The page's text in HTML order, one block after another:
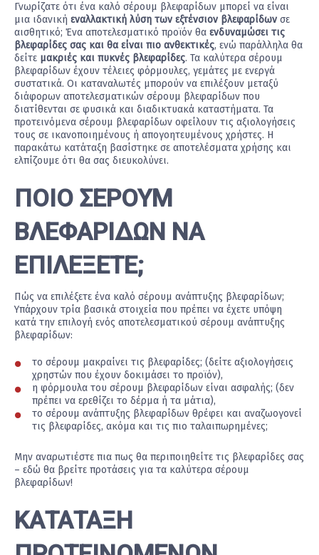
Γνωρίζατε ότι ένα καλό σέρουμ βλεφαρίδων μπορεί να είναι
μια ιδανική εναλλακτική λύση των εξτένσιον βλεφαρίδων σε
αισθητικό; Ένα αποτελεσματικό προϊόν θα ενδυναμώσει τις
βλεφαρίδες σας και θα είναι πιο ανθεκτικές, ενώ παράλληλα θα
δείτε μακριές και πυκνές βλεφαρίδες. Τα καλύτερα σέρουμ
βλεφαρίδων έχουν τέλειες φόρμουλες, γεμάτες με ενεργά
συστατικά. Οι καταναλωτές μπορούν να επιλέξουν μεταξύ
διάφορων αποτελεσματικών σέρουμ βλεφαρίδων που
διατίθενται σε φυσικά και διαδικτυακά καταστήματα. Τα
προτεινόμενα σέρουμ βλεφαρίδων οφείλουν τις αξιολογήσεις
τους σε ικανοποιημένους ή απογοητευμένους χρήστες. Η
παρακάτω κατάταξη βασίστηκε σε αποτελέσματα χρήσης και
ελπίζουμε ότι θα σας διευκολύνει.
ΠΟΙΟ ΣΕΡΟΥΜ
ΒΛΕΦΑΡΙΔΩΝ ΝΑ
ΕΠΙΛΕΞΕΤΕ;
Πώς να επιλέξετε ένα καλό σέρουμ ανάπτυξης βλεφαρίδων;
Υπάρχουν τρία βασικά στοιχεία που πρέπει να έχετε υπόψη
κατά την επιλογή ενός αποτελεσματικού σέρουμ ανάπτυξης
βλεφαρίδων:
το σέρουμ μακραίνει τις βλεφαρίδες; (δείτε αξιολογήσεις
χρηστών που έχουν δοκιμάσει το προϊόν),
η φόρμουλα του σέρουμ βλεφαρίδων είναι ασφαλής; (δεν
πρέπει να ερεθίζει το δέρμα ή τα μάτια),
το σέρουμ ανάπτυξης βλεφαρίδων θρέφει και αναζωογονεί
τις βλεφαρίδες, ακόμα και τις πιο ταλαιπωρημένες;
Μην αναρωτιέστε πια πως θα περιποιηθείτε τις βλεφαρίδες σας
– εδώ θα βρείτε προτάσεις για τα καλύτερα σέρουμ
βλεφαρίδων!
ΚΑΤΑΤΑΞΗ